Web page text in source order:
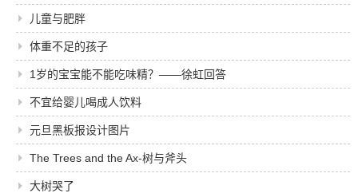
儿童与肥胖
体重不足的孩子
1岁的宝宝能不能吃味精？――徐虹回答
不宜给婴儿喝成人饮料
元旦黑板报设计图片
The Trees and the Ax-树与斧头
大树哭了